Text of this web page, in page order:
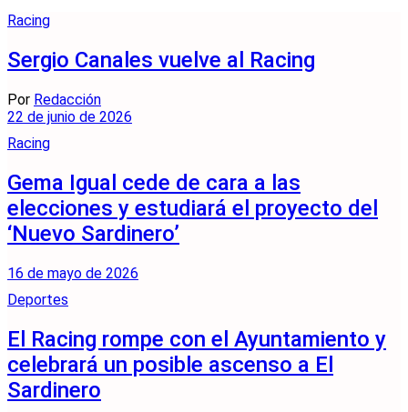
Racing
Sergio Canales vuelve al Racing
Por Redacción
22 de junio de 2026
Racing
Gema Igual cede de cara a las
elecciones y estudiará el proyecto del
‘Nuevo Sardinero’
16 de mayo de 2026
Deportes
El Racing rompe con el Ayuntamiento y
celebrará un posible ascenso a El
Sardinero